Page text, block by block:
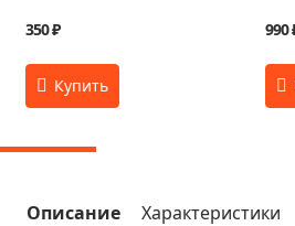
350 ₽ 990
Описание Характеристики